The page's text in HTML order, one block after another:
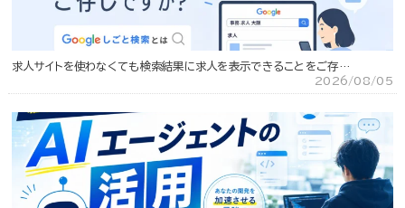
求人サイトを使わなくても検索結果に求人を表示できることをご存…
2026/08/05